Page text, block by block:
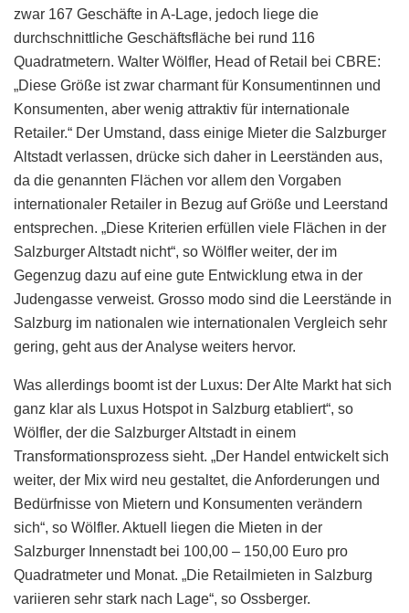
zwar 167 Geschäfte in A-Lage, jedoch liege die
durchschnittliche Geschäftsfläche bei rund 116
Quadratmetern. Walter Wölfler, Head of Retail bei CBRE:
„Diese Größe ist zwar charmant für Konsumentinnen und
Konsumenten, aber wenig attraktiv für internationale
Retailer.“ Der Umstand, dass einige Mieter die Salzburger
Altstadt verlassen, drücke sich daher in Leerständen aus,
da die genannten Flächen vor allem den Vorgaben
internationaler Retailer in Bezug auf Größe und Leerstand
entsprechen. „Diese Kriterien erfüllen viele Flächen in der
Salzburger Altstadt nicht“, so Wölfler weiter, der im
Gegenzug dazu auf eine gute Entwicklung etwa in der
Judengasse verweist. Grosso modo sind die Leerstände in
Salzburg im nationalen wie internationalen Vergleich sehr
gering, geht aus der Analyse weiters hervor.
Was allerdings boomt ist der Luxus: Der Alte Markt hat sich
ganz klar als Luxus Hotspot in Salzburg etabliert“, so
Wölfler, der die Salzburger Altstadt in einem
Transformationsprozess sieht. „Der Handel entwickelt sich
weiter, der Mix wird neu gestaltet, die Anforderungen und
Bedürfnisse von Mietern und Konsumenten verändern
sich“, so Wölfler. Aktuell liegen die Mieten in der
Salzburger Innenstadt bei 100,00 – 150,00 Euro pro
Quadratmeter und Monat. „Die Retailmieten in Salzburg
variieren sehr stark nach Lage“, so Ossberger.